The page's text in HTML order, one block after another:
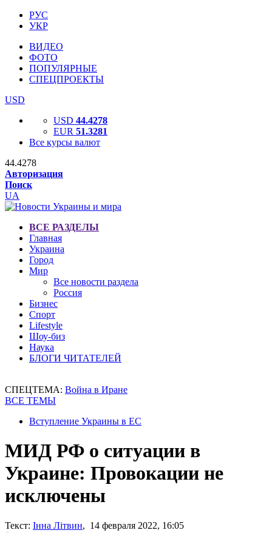
РУС
УКР
ВИДЕО
ФОТО
ПОПУЛЯРНЫЕ
СПЕЦПРОЕКТЫ
USD
USD 44.4278
EUR 51.3281
Все курсы валют
44.4278
Авторизация
Поиск
UA
ВСЕ РАЗДЕЛЫ
Главная
Украина
Город
Мир
Все новости раздела
Россия
Бизнес
Спорт
Lifestyle
Шоу-биз
Наука
БЛОГИ ЧИТАТЕЛЕЙ
СПЕЦТЕМА: Война в Иране
ВСЕ ТЕМЫ
Вступление Украины в ЕС
МИД РФ о ситуации в
Украине: Провокации не
исключены
Текст: Інна Літвин, 14 февраля 2022, 16:05